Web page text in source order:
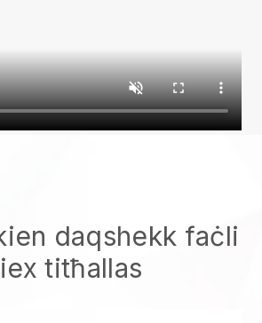
daqshekk faċli
titħallas